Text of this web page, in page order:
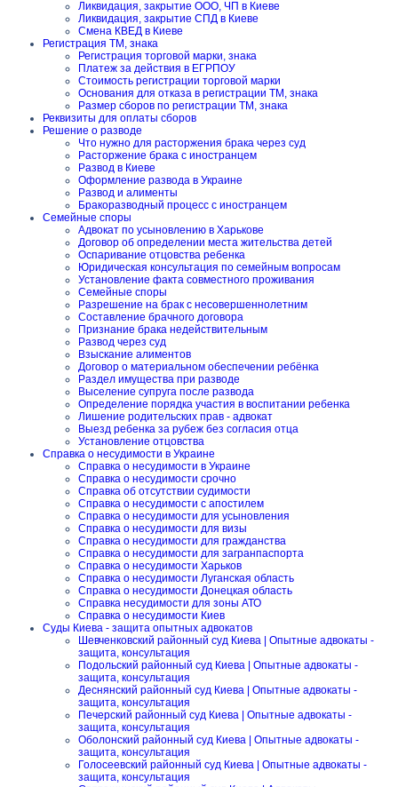
Ликвидация, закрытие ООО, ЧП в Киеве
Ликвидация, закрытие СПД в Киеве
Смена КВЕД в Киеве
Регистрация ТМ, знака
Регистрация торговой марки, знака
Платеж за действия в ЕГРПОУ
Стоимость регистрации торговой марки
Основания для отказа в регистрации ТМ, знака
Размер сборов по регистрации ТМ, знака
Реквизиты для оплаты сборов
Решение о разводе
Что нужно для расторжения брака через суд
Расторжение брака с иностранцем
Развод в Киеве
Оформление развода в Украине
Развод и алименты
Бракоразводный процесс с иностранцем
Семейные споры
Адвокат по усыновлению в Харькове
Договор об определении места жительства детей
Оспаривание отцовства ребенка
Юридическая консультация по семейным вопросам
Установление факта совместного проживания
Семейные споры
Разрешение на брак с несовершеннолетним
Составление брачного договора
Признание брака недействительным
Развод через суд
Взыскание алиментов
Договор о материальном обеспечении ребёнка
Раздел имущества при разводе
Выселение супруга после развода
Определение порядка участия в воспитании ребенка
Лишение родительских прав - адвокат
Выезд ребенка за рубеж без согласия отца
Установление отцовства
Справка о несудимости в Украине
Справка о несудимости в Украине
Справка о несудимости срочно
Справка об отсутствии судимости
Справка о несудимости с апостилем
Справка о несудимости для усыновления
Справка о несудимости для визы
Справка о несудимости для гражданства
Справка о несудимости для загранпаспорта
Справка о несудимости Харьков
Справка о несудимости Луганская область
Справка о несудимости Донецкая область
Справка несудимости для зоны АТО
Справка о несудимости Киев
Суды Киева - защита опытных адвокатов
Шевченковский районный суд Киева | Опытные адвокаты -
защита, консультация
Подольский районный суд Киева | Опытные адвокаты -
защита, консультация
Деснянский районный суд Киева | Опытные адвокаты -
защита, консультация
Печерский районный суд Киева | Опытные адвокаты -
защита, консультация
Оболонский районный суд Киева | Опытные адвокаты -
защита, консультация
Голосеевский районный суд Киева | Опытные адвокаты -
защита, консультация